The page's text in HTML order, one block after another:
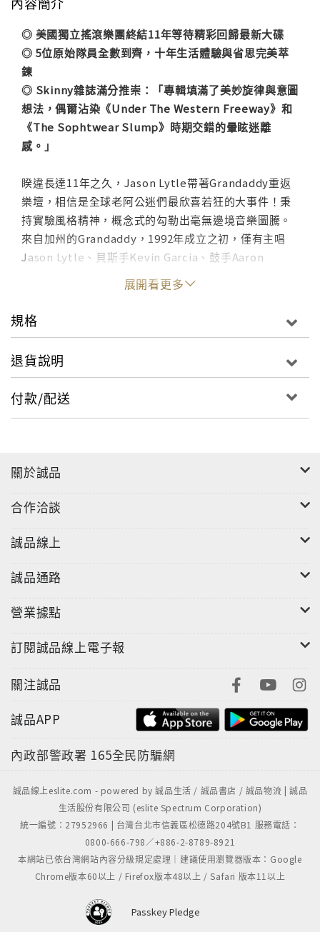
◎ 美國獨立搖滾樂團終結11年等待精彩回歸最新大碟
◎ 5位原始隊員全數到齊，十年生活體驗與省思完美萃
鍊
◎ Skinny雜誌滿分推崇：「專輯填滿了美妙旋律與意圖
想法，偶爾沾染《Under The Western Freeway》和
《The Sophtwear Slump》時期交錯的暈眩迷離
感。」
睽違長達11年之久，Jason Lytle帶著Grandaddy重返
樂壇，相信是全球老阿公迷們最欣喜若狂的大事件！秉
持實驗風格精神，概念式的勾勒出毫無邊境音樂圖騰。
來自加州的Grandaddy，1992年成立之初，僅有主唱
Jason Lytle、貝斯手Kevin Garcia、鼓手Aaron
Burtch簡單三人隊形，1995年加入吉他手Jim
Fairchild與鍵盤手Tim Dryden，憑藉《Under The
Western Freeway》獲得英國獨立名廠V2青睞，開始
企劃將Grandaddy推往國際市場。
集結先前兩張獨立發行EP而成的精選《The Broken
樂迷高度肯定，自此期盼中的《The Sophtwear
擠進全美流行專輯榜之列。2006年登記美國獨立榜
Top10、英國獨立報滿分推崇的《Just Like The
Fambly Cat》作品發行之後，卻無預警宣布樂團解散，
讓樂迷感到錯愕與不捨。Jason隨後推出多張個人單飛
立樂團Earlimart的Aaron Espinoza和Ariana
入M. Ward、Sage Francis等才子專輯幕後陣容、製作
單！
2012年Grandaddy重組，5位原始隊員回歸，以數場演
Grandaddy決定進錄音室錄製全新創作，彙整這些日子
專輯幕後功臣、身擁6座葛萊美肯定的Danger Mouse自
《Last Place》，儘管觸及了未來、時空旅程的想像空
間，總是瀰漫著一股鄉愁之情，同時呈現樂團有史以來
最為憂鬱深沉的作品，嘲諷那些美好事物假面的〈Way
With The Wild〉、心痛之歌〈Evermore〉等等，事
前行的動力。
展開看更多
規格
退貨說明
付款/配送
關於誠品
合作洽談
誠品線上
誠品通路
營業據點
訂閱誠品線上電子報
關注誠品
誠品APP
內政部警政署 165全民防騙網
誠品線上eslite.com - powered by 誠品生活 / 誠品書店 / 誠品物流 | 誠品
生活股份有限公司 (eslite Spectrum Corporation)
統一編號：27952966 | 台灣台北市信義區松德路204號B1 服務電話：
0800-666-798／+886-2-8789-8921
本網站已依台灣網站內容分級規定處理｜建議使用瀏覽器版本：Google
Chrome版本60以上 / Firefox版本48以上 / Safari 版本11以上
Passkey Pledge